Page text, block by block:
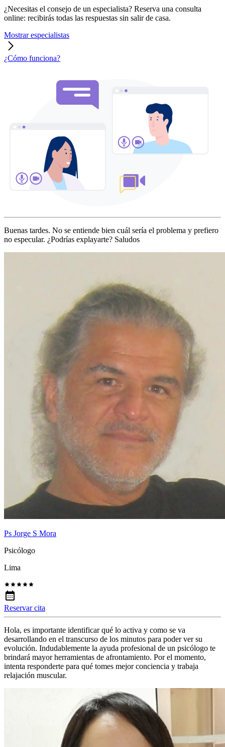
¿Necesitas el consejo de un especialista? Reserva una consulta
online: recibirás todas las respuestas sin salir de casa.
Mostrar especialistas
¿Cómo funciona?
Buenas tardes. No se entiende bien cuál sería el problema y prefiero
no especular. ¿Podrías explayarte? Saludos
Ps Jorge S Mora
Psicólogo
Lima
Reservar cita
Hola, es importante identificar qué lo activa y como se va
desarrollando en el transcurso de los minutos para poder ver su
evolución. Indudablemente la ayuda profesional de un psicólogo te
brindará mayor herramientas de afrontamiento. Por el momento,
intenta responderte para qué tomes mejor conciencia y trabaja
relajación muscular.